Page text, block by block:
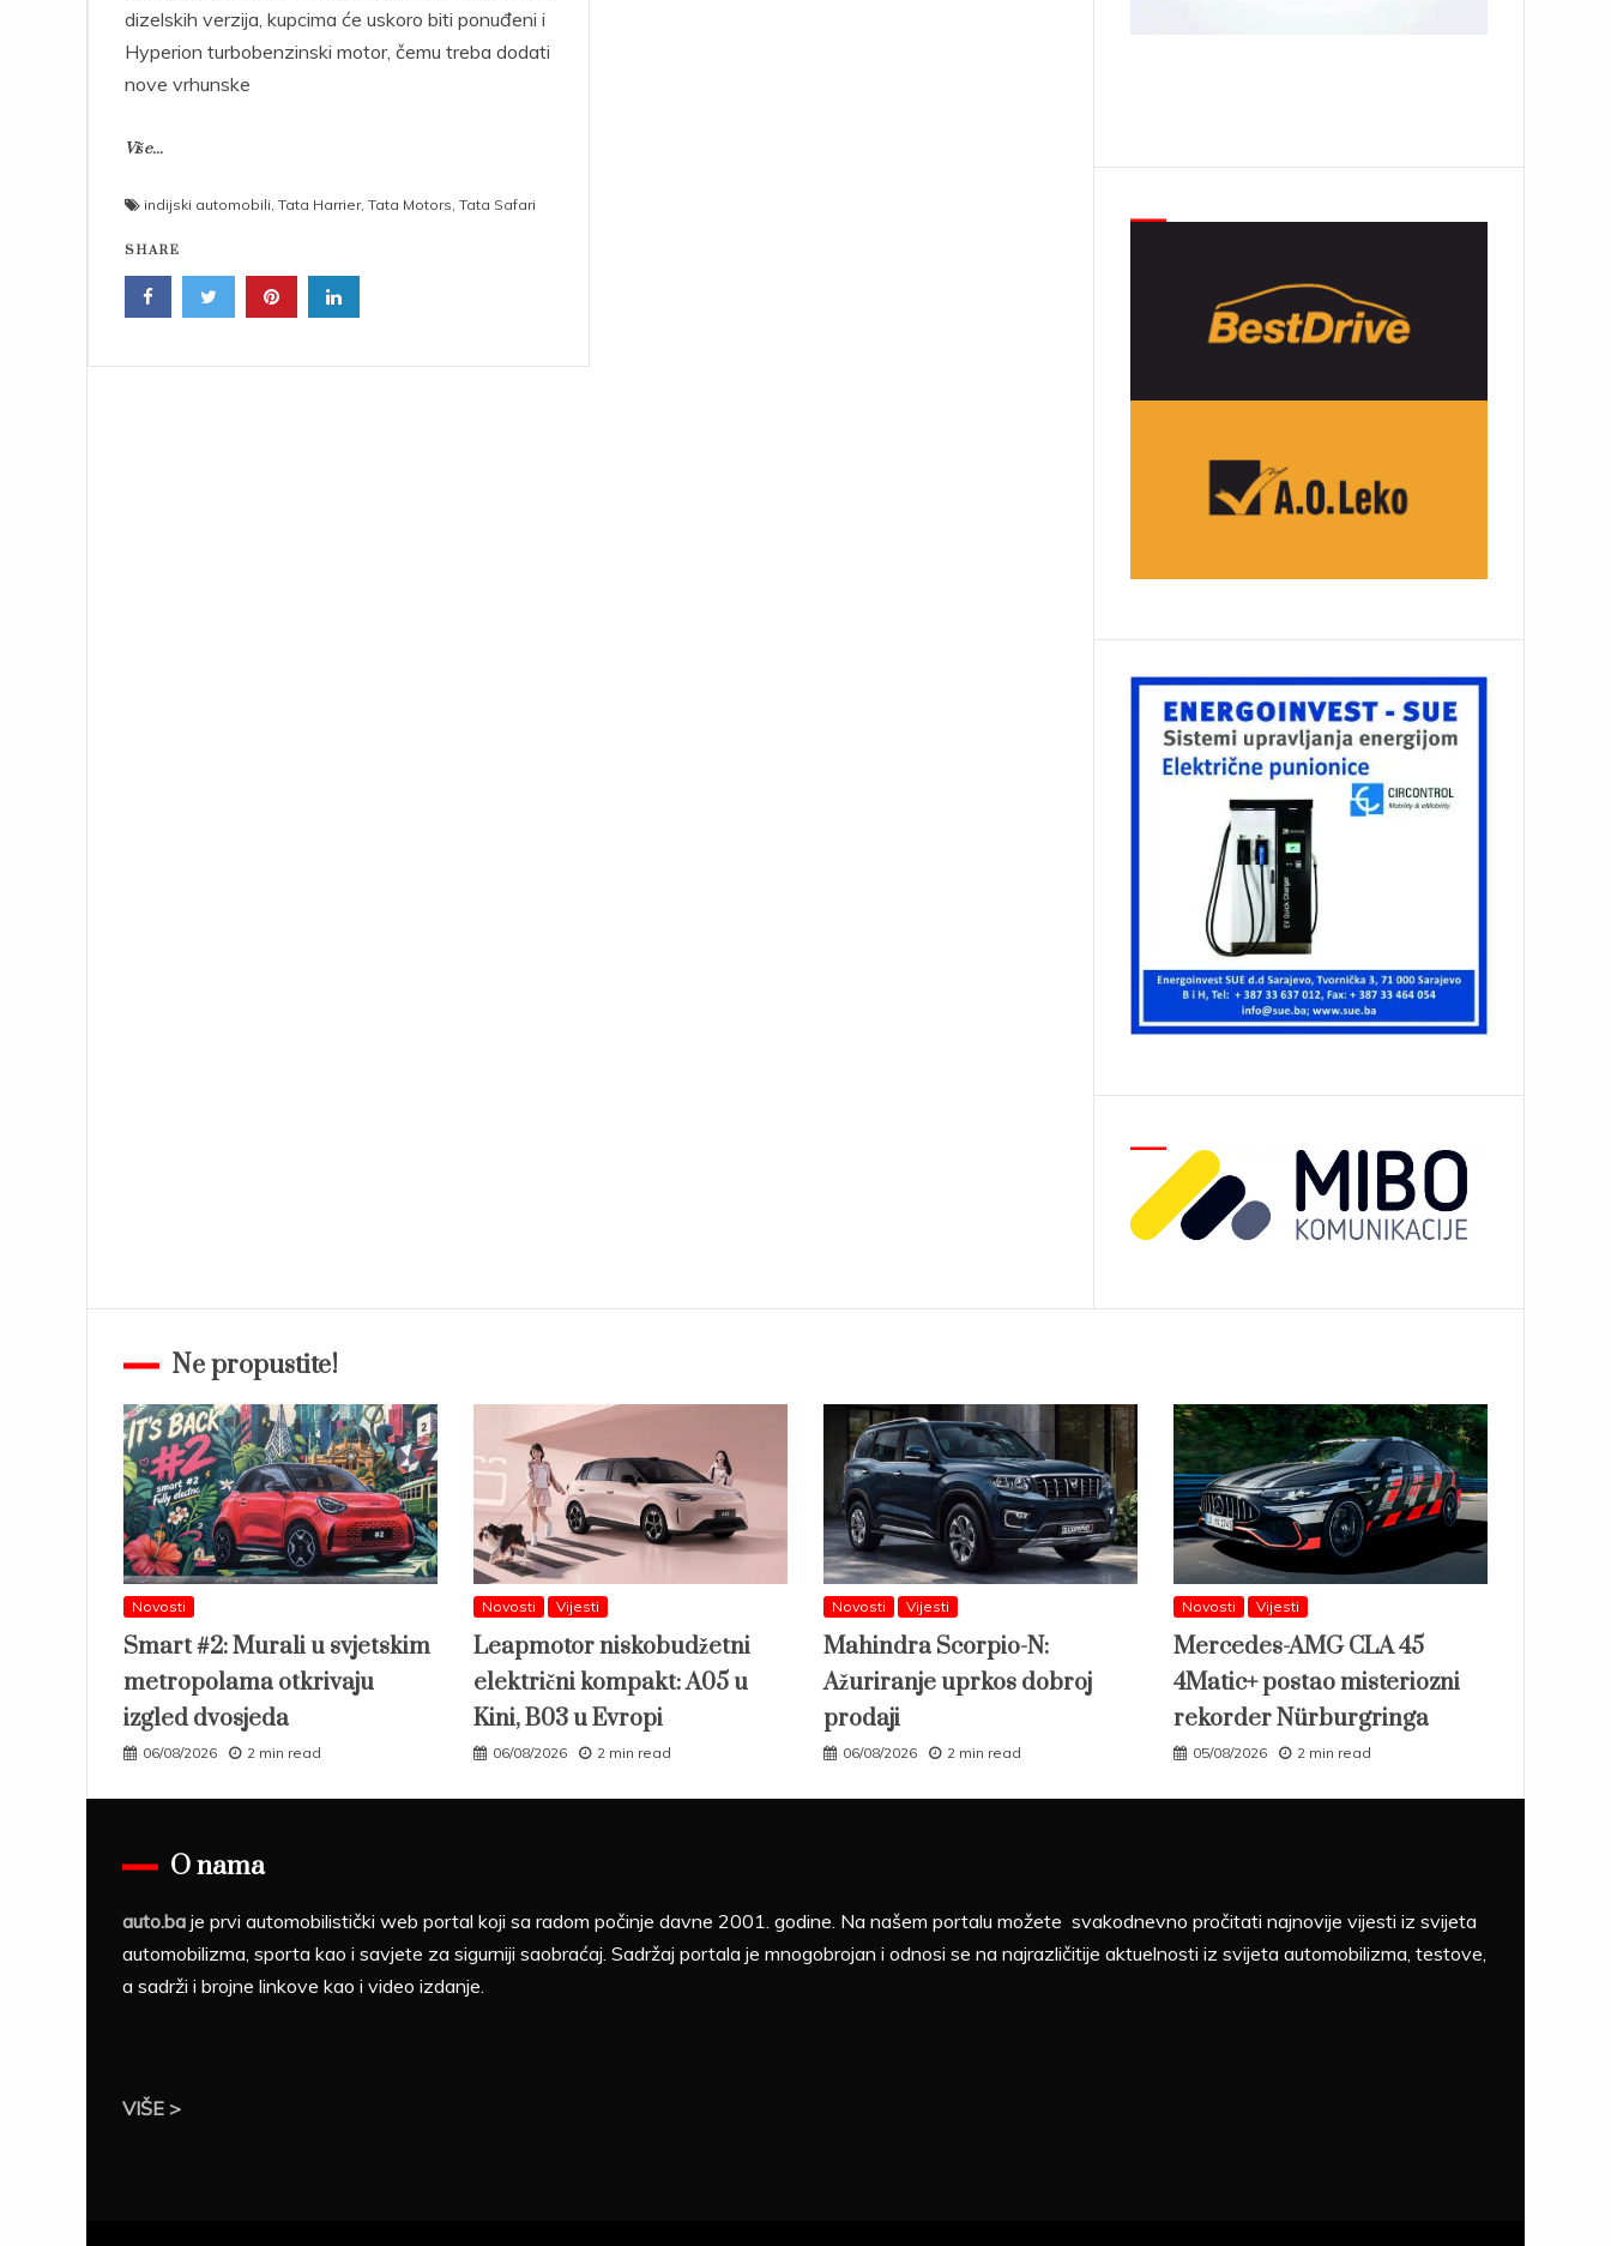
dizelskih verzija, kupcima će uskoro biti ponuđeni i
Hyperion turbobenzinski motor, čemu treba dodati
nove vrhunske
Više...
indijski automobili Tata Harrier, Tata Motors Tata Safari
SHARE
Ne propustite!
Novosti
Smart #2: Murali u svjetskim
metropolama otkrivaju
izgled dvosjeda
06/08/2026 2 min read
Novosti Vijesti
Leapmotor niskobudžetni
električni kompakt: A05 u
Kini, B03 u Evropi
06/08/2026 2 min read
Novosti Vijesti
Mahindra Scorpio-N:
Ažuriranje uprkos dobroj
prodaji
06/08/2026 2 min read
Novosti Vijesti
Mercedes-AMG CLA 45
4Matic+ postao misteriozni
rekorder Nürburgringa
05/08/2026 2 min read
O nama
auto.ba je prvi automobilistički web portal koji sa radom počinje davne 2001. godine. Na našem portalu možete svakodnevno pročitati najnovije vijesti iz svijeta
automobilizma, sporta kao i savjete za sigurniji saobraćaj. Sadržaj portala je mnogobrojan i odnosi se na najrazličitije aktuelnosti iz svijeta automobilizma, testove,
a sadrži i brojne linkove kao i video izdanje.
VIŠE >